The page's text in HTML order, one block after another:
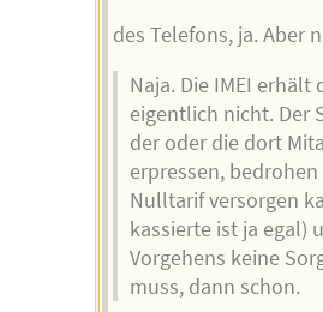
des Telefons, ja. Aber
Naja. Die IMEI
eigentlich nicht. Der
der oder die dort
erpressen,
Nulltarif versorgen
kassierte ist ja egal)
Vorgehens keine
muss, dann schon.